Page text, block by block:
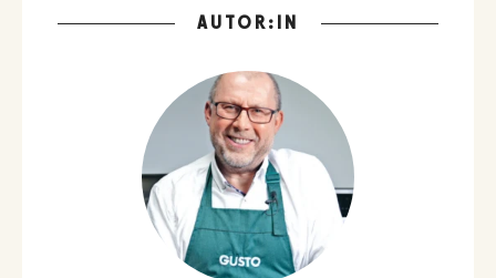
AUTOR:IN